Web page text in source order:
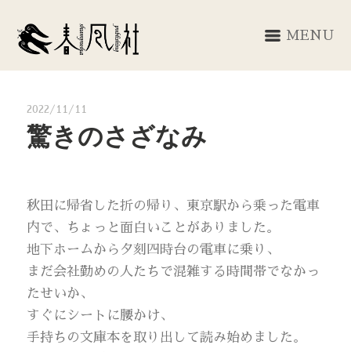
MENU
2022/11/11
驚きのさざなみ
秋田に帰省した折の帰り、東京駅から乗った電車
内で、ちょっと面白いことがありました。
地下ホームから夕刻四時台の電車に乗り、
まだ会社勤めの人たちで混雑する時間帯でなかっ
たせいか、
すぐにシートに腰かけ、
手持ちの文庫本を取り出して読み始めました。